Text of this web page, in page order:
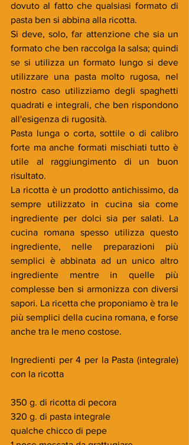
dovuto al fatto che qualsiasi formato di
pasta ben si abbina alla ricotta.
Si deve, solo, far attenzione che sia un
formato che ben raccolga la salsa; quindi
se si utilizza un formato lungo si deve
utilizzare una pasta molto rugosa, nel
nostro caso utilizziamo degli spaghetti
quadrati e integrali, che ben rispondono
all'esigenza di rugosità.
Pasta lunga o corta, sottile o di calibro
forte ma anche formati mischiati tutto è
utile al raggiungimento di un buon
risultato.
La ricotta è un prodotto antichissimo, da
sempre utilizzato in cucina sia come
ingrediente per dolci sia per salati. La
cucina romana spesso utilizza questo
ingrediente, nelle preparazioni più
semplici è abbinata ad un unico altro
ingrediente mentre in quelle più
complesse ben si armonizza con diversi
sapori. La ricetta che proponiamo è tra le
più semplici della cucina romana, e forse
anche tra le meno costose.
Ingredienti per 4 per la Pasta (integrale)
con la ricotta
350 g. di ricotta di pecora
320 g. di pasta integrale
qualche chicco di pepe